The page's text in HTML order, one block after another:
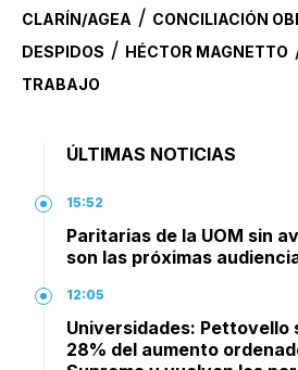
CLARÍN/AGEA / CONCILIACIÓN
DESPIDOS / HÉCTOR MAGNETTO
TRABAJO
ÚLTIMAS NOTICIAS
15:52
Paritarias de la UOM sin
son las próximas
12:05
Universidades: Pettovello
28% del aumento